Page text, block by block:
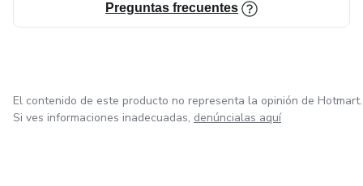
Preguntas frecuentes
El contenido de este producto no representa la opinión de Hotmart.
Si ves informaciones inadecuadas, denúncialas aquí